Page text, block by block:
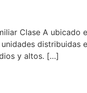
Clase A
y altos. […]